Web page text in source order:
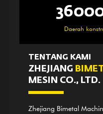
36000
Daerah konstruksi
TENTANG KAMI
ZHEJIANG
MESIN CO., LTD.
Zhejiang Bimetal